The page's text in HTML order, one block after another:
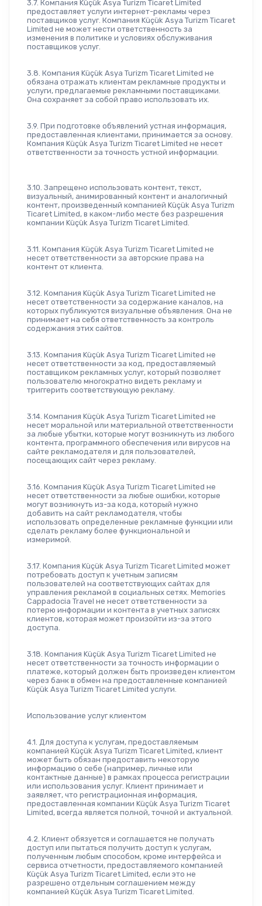
3.7. Компания Küçük Asya Turizm Ticaret Limited
предоставляет услуги интернет-рекламы через
поставщиков услуг. Компания Küçük Asya Turizm Ticaret
Limited не может нести ответственность за
изменения в политике и условиях обслуживания
поставщиков услуг.
3.8. Компания Küçük Asya Turizm Ticaret Limited не
обязана отражать клиентам рекламные продукты и
услуги, предлагаемые рекламными поставщиками.
Она сохраняет за собой право использовать их.
3.9. При подготовке объявлений устная информация,
предоставленная клиентами, принимается за основу.
Компания Küçük Asya Turizm Ticaret Limited не несет
ответственности за точность устной информации.
3.10. Запрещено использовать контент, текст,
визуальный, анимированный контент и аналогичный
контент, произведенный компанией Küçük Asya Turizm
Ticaret Limited, в каком-либо месте без разрешения
компании Küçük Asya Turizm Ticaret Limited.
3.11. Компания Küçük Asya Turizm Ticaret Limited не
несет ответственности за авторские права на
контент от клиента.
3.12. Компания Küçük Asya Turizm Ticaret Limited не
несет ответственности за содержание каналов, на
которых публикуются визуальные объявления. Она не
принимает на себя ответственность за контроль
содержания этих сайтов.
3.13. Компания Küçük Asya Turizm Ticaret Limited не
несет ответственности за код, предоставляемый
поставщиком рекламных услуг, который позволяет
пользователю многократно видеть рекламу и
триггерить соответствующую рекламу.
3.14. Компания Küçük Asya Turizm Ticaret Limited не
несет моральной или материальной ответственности
за любые убытки, которые могут возникнуть из любого
контента, программного обеспечения или вирусов на
сайте рекламодателя и для пользователей,
посещающих сайт через рекламу.
3.16. Компания Küçük Asya Turizm Ticaret Limited не
несет ответственности за любые ошибки, которые
могут возникнуть из-за кода, который нужно
добавить на сайт рекламодателя, чтобы
использовать определенные рекламные функции или
сделать рекламу более функциональной и
измеримой.
3.17. Компания Küçük Asya Turizm Ticaret Limited может
потребовать доступ к учетным записям
пользователей на соответствующих сайтах для
управления рекламой в социальных сетях. Memories
Cappadocia Travel не несет ответственности за
потерю информации и контента в учетных записях
клиентов, которая может произойти из-за этого
доступа.
3.18. Компания Küçük Asya Turizm Ticaret Limited не
несет ответственности за точность информации о
платеже, который должен быть произведен клиентом
через банк в обмен на предоставленные компанией
Küçük Asya Turizm Ticaret Limited услуги.
Использование услуг клиентом
4.1. Для доступа к услугам, предоставляемым
компанией Küçük Asya Turizm Ticaret Limited, клиент
может быть обязан предоставить некоторую
информацию о себе (например, личные или
контактные данные) в рамках процесса регистрации
или использования услуг. Клиент принимает и
заявляет, что регистрационная информация,
предоставленная компании Küçük Asya Turizm Ticaret
Limited, всегда является полной, точной и актуальной.
4.2. Клиент обязуется и соглашается не получать
доступ или пытаться получить доступ к услугам,
полученным любым способом, кроме интерфейса и
сервиса отчетности, предоставляемого компанией
Küçük Asya Turizm Ticaret Limited, если это не
разрешено отдельным соглашением между
компанией Küçük Asya Turizm Ticaret Limited.